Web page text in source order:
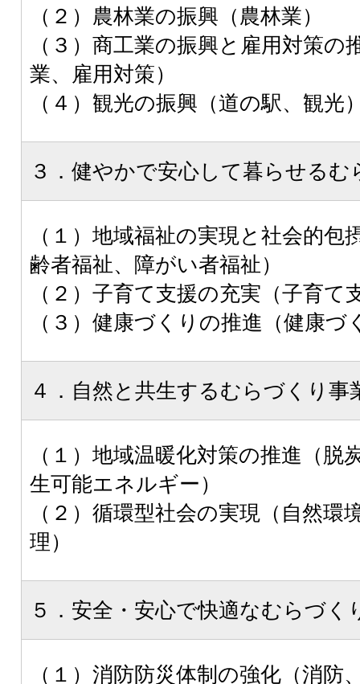
（２）農林業の振興（農林業）
（３）商工業の振興と雇用対策の
業、雇用対策）
（４）観光の振興（道の駅、観光
３．健やかで安心して暮らせるむ
（１）地域福祉の実現と社会的包
齢者福祉、障がい者福祉）
（２）子育て支援の充実（子育て
（３）健康づくりの推進（健康づ
４．自然と共生するむらづくり事
（１）地域温暖化対策の推進（脱
生可能エネルギー）
（２）循環型社会の実現（自然環
理）
５．安全・安心で快適なむらづく
（１）消防防災体制の強化（消防